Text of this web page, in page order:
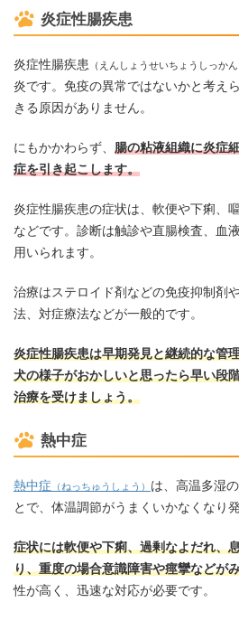
炎症性腸疾患
炎症性腸疾患 （えんしょうせいちょうしっかん
炎です。免疫の異常ではないかと考え
きる原因がありません。
にもかかわらず、 腸の粘液組織に炎症
症を引き起こします。
炎症性腸疾患の症状は、軟便や下痢、
などです。診断は触診や直腸検査、血
用いられます。
治療はステロイド剤などの免疫抑制剤
法、対症療法などが一般的です。
炎症性腸疾患は早期発見と継続的な管
犬の様子がおかしいと思ったら早い段
治療を受けましょう。
熱中症
熱中症 （ねっちゅうしょう） は、高温多湿
とで、体温調節がうまくいかなくなり
症状には軟便や下痢、過剰なよだれ、
り、重度の場合意識障害や痙攣などが
性が高く、迅速な対応が必要です。